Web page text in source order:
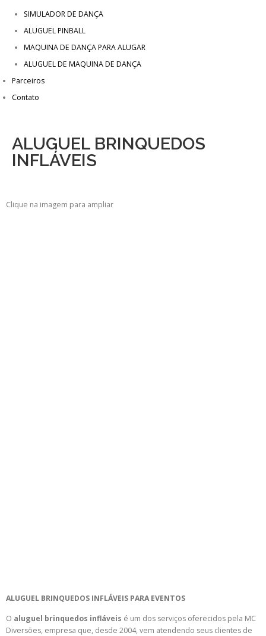
SIMULADOR DE DANÇA
ALUGUEL PINBALL
MAQUINA DE DANÇA PARA ALUGAR
ALUGUEL DE MAQUINA DE DANÇA
Parceiros
Contato
ALUGUEL BRINQUEDOS
INFLÁVEIS
Clique na imagem para ampliar
ALUGUEL BRINQUEDOS INFLÁVEIS PARA EVENTOS
O aluguel brinquedos infláveis é um dos serviços oferecidos pela MC
Diversões, empresa que, desde 2004, vem atendendo seus clientes de